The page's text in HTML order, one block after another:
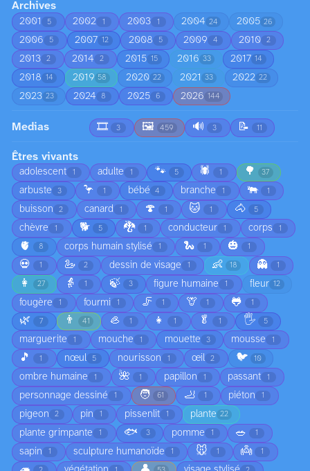
Archives
2001 5 2002 1 2003 1 2004 24 2005 26
2006 5 2007 12 2008 5 2009 4 2010 2
2013 2 2014 2 2015 15 2016 33 2017 14
2018 14 2019 58 2020 22 2021 33 2022 22
2023 23 2024 8 2025 6 2026 144
Medias 🎞️ 3 🖼️ 459 🔊 3 📝 11
Êtres vivants
adolescent 1 adulte 1 🐾 5 🕷️ 1 🌳 37
arbuste 3 🦩 1 bébé 4 branche 1 🐃 1
buisson 2 canard 1 🍄 1 🐱 1 🐴 5
chèvre 1 🐕 5 🐉 1 conducteur 1 corps 1
🫀 8 corps humain stylisé 1 🐍 1 🎃 1
💀 1 🦢 2 dessin de visage 1 👶 18 👻 1
👩 27 👵 1 🍃 3 figure humaine 1 fleur 12
fougère 1 fourmi 1 🦵 1 🦒 1 🐸 1
🌿 7 👨 41 🦪 1 👧 1 🥬 1 🖐️ 5
marguerite 1 mouche 1 mouette 3 mousse 1
🎵 1 nœul 5 nourisson 1 œil 2 🐦 10
ombre humaine 1 🌺 1 papillon 1 passant 1
personnage dessiné 1 🧑 61 🦶 1 piéton 1
pigeon 2 pin 1 pissenlit 1 plante 22
plante grimpante 1 🐟 3 pomme 1 🥗 1
sapin 1 sculpture humanoïde 1 🐭 1 👼 1